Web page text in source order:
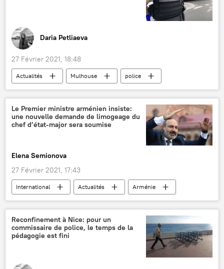
Daria Petliaeva
27 Février 2021, 18:48
Actualités Mulhouse
police
véhicules incendiés
faits divers
France
Le Premier ministre arménien insiste:
une nouvelle demande de limogeage du
chef d’état-major sera soumise
Elena Semionova
27 Février 2021, 17:43
International Actualités
Arménie
Nikol Pachinian
armée
Reconfinement à Nice: pour un
commissaire de police, le temps de la
pédagogie est fini